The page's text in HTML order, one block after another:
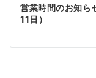
ゲ
シ
営業時間のお知
11日）